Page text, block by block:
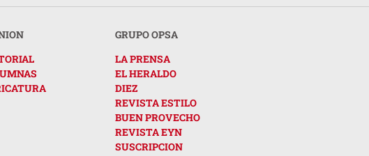
GRUPO OPSA
LA PRENSA
EL HERALDO
DIEZ
REVISTA ESTILO
BUEN PROVECHO
REVISTA EYN
SUSCRIPCION